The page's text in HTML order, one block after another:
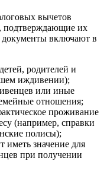
вычетов
подтверждающие их
включают в
родителей и
иждивении);
или иные
отношения;
проживание
(например, справки
полисы);
значение для
при получении